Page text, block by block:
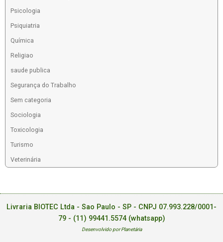
Psicologia
Psiquiatria
Química
Religiao
saude publica
Segurança do Trabalho
Sem categoria
Sociologia
Toxicologia
Turismo
Veterinária
Livraria BIOTEC Ltda - Sao Paulo - SP - CNPJ 07.993.228/0001-
79 - (11) 99441.5574 (whatsapp)
Desenvolvido por Planetária